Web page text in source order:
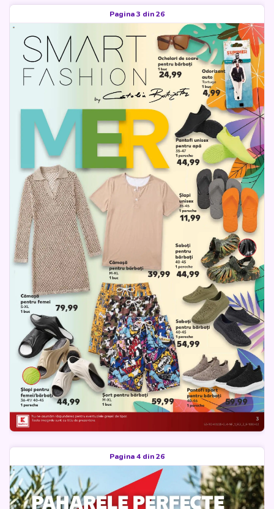
Pagina 3 din 26
Pagina 4 din 26